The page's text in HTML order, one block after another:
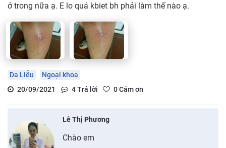
ở trong nữa ạ. E lo quá kbiet bh phải làm thế nào ạ.
Da Liễu
Ngoại khoa
20/09/2021
4Trả lời 0Cảm ơn
Lê Thị Phương
Chào em